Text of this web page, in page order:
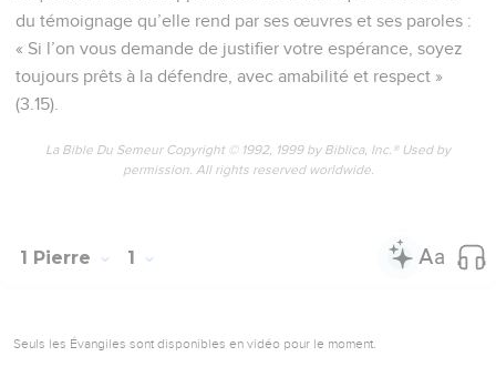
C’est pourquoi, affermissez votre pensée, soyez sobres et
apportée, lors de la révélation de Jésus-Christ.
Comme des enfants obéissants, ne vous conformez pas
mais, de même que celui qui vous a appelés est saint,
Et si vous invoquez comme Père celui qui, sans
considération de personnes, juge chacun selon ses œuvres,